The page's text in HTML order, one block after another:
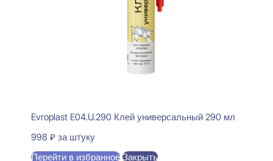
Evroplast E04.U.290 Клей универсальный 290 мл
998 ₽ за штуку
Перейти в избранное Закрыть